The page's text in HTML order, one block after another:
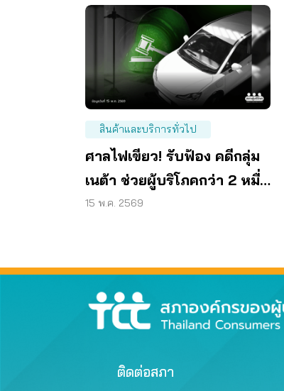
สินค้าและบริการทั่วไป
ศาลไฟเขียว! รับฟ้อง คดีกลุ่ม
เนต้า ช่วยผู้บริโภคกว่า 2 หมื่น
ราย
15 พ.ค. 2569
ติดต่อสภา